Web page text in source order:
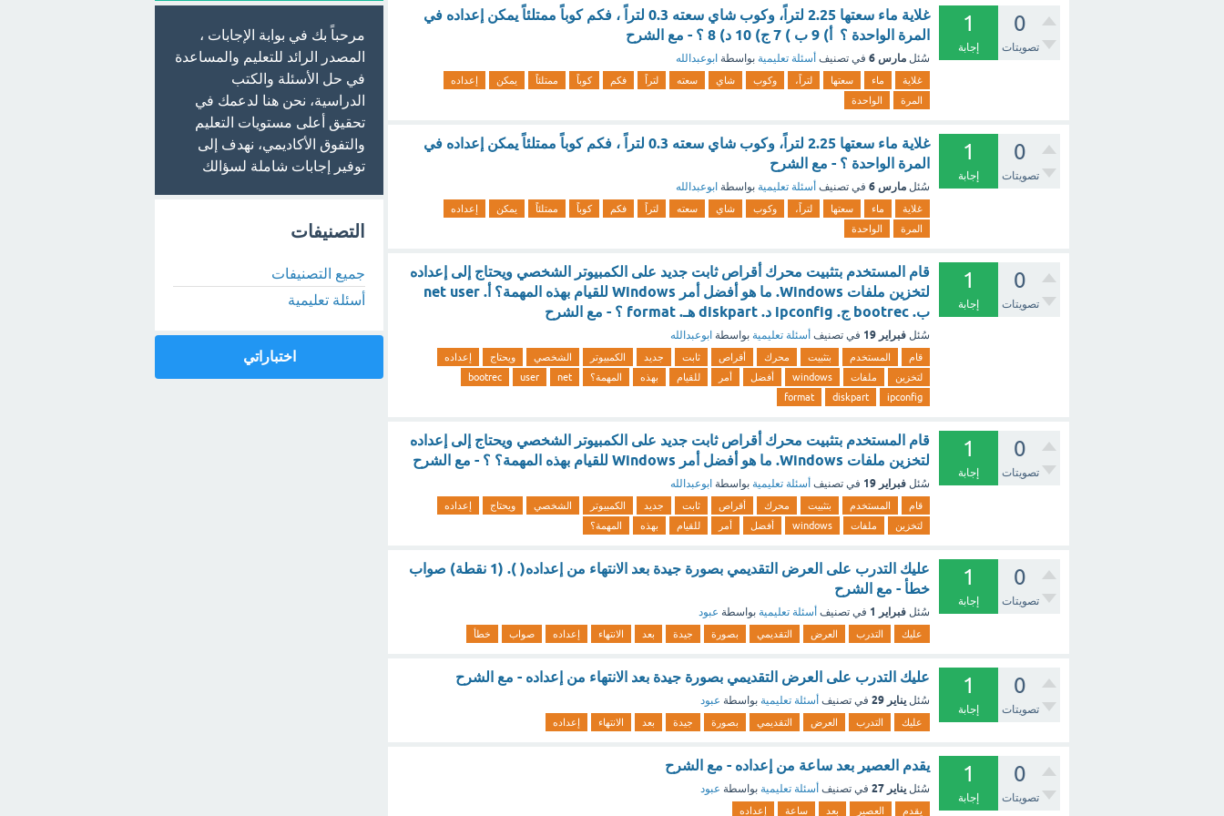
0
تصويتات
1
إجابة
غلاية ماء سعتها 2.25 لتراً، وكوب شاي سعته 0.3 لتراً ، فكم كوباً ممتلئاً يمكن إعداده في
المرة الواحدة ؟ أ) 9 ب ) 7 ج) 10 د) 8 ؟ - مع الشرح
سُئل مارس 6 في تصنيف أسئلة تعليمية بواسطة ابوعبدالله
غلاية ماء سعتها لتراً، وكوب شاي سعته لتراً فكم كوباً ممتلئاً يمكن
إعداده
المرة
الواحدة
0
تصويتات
1
إجابة
غلاية ماء سعتها 2.25 لتراً، وكوب شاي سعته 0.3 لتراً ، فكم كوباً ممتلئاً يمكن إعداده في
المرة الواحدة ؟ - مع الشرح
سُئل مارس 6 في تصنيف أسئلة تعليمية بواسطة ابوعبدالله
غلاية ماء سعتها لتراً، وكوب شاي سعته لتراً فكم كوباً ممتلئاً يمكن
إعداده
المرة
الواحدة
0
تصويتات
1
إجابة
قام المستخدم بتثبيت محرك أقراص ثابت جديد على الكمبيوتر الشخصي ويحتاج إلى إعداده
لتخزين ملفات Windows. ما هو أفضل أمر Windows للقيام بهذه المهمة؟ أ. net user
ب. bootrec ج. ipconfig د. diskpart هـ. format ؟ - مع الشرح
سُئل فبراير 19 في تصنيف أسئلة تعليمية بواسطة ابوعبدالله
قام المستخدم بتثبيت محرك أقراص ثابت جديد الكمبيوتر الشخصي ويحتاج
إعداده
لتخزين
ملفات windows أفضل أمر للقيام بهذه المهمة؟ net
user
bootrec
ipconfig
diskpart
format
0
تصويتات
1
إجابة
قام المستخدم بتثبيت محرك أقراص ثابت جديد على الكمبيوتر الشخصي ويحتاج إلى إعداده
لتخزين ملفات Windows. ما هو أفضل أمر Windows للقيام بهذه المهمة؟ ؟ - مع الشرح
سُئل فبراير 19 في تصنيف أسئلة تعليمية بواسطة ابوعبدالله
قام المستخدم بتثبيت محرك أقراص ثابت جديد الكمبيوتر الشخصي ويحتاج
إعداده
لتخزين
ملفات windows أفضل أمر للقيام بهذه المهمة؟
0
تصويتات
1
إجابة
عليك التدرب على العرض التقديمي بصورة جيدة بعد الانتهاء من إعداده( ). (1 نقطة) صواب
خطأ - مع الشرح
سُئل فبراير 1 في تصنيف أسئلة تعليمية بواسطة عبود
عليك التدرب العرض التقديمي بصورة جيدة بعد الانتهاء إعداده صواب خطأ
0
تصويتات
1
إجابة
عليك التدرب على العرض التقديمي بصورة جيدة بعد الانتهاء من إعداده - مع الشرح
سُئل يناير 29 في تصنيف أسئلة تعليمية بواسطة عبود
عليك التدرب العرض التقديمي بصورة جيدة بعد الانتهاء إعداده
0
تصويتات
1
إجابة
يقدم العصير بعد ساعة من إعداده - مع الشرح
سُئل يناير 27 في تصنيف أسئلة تعليمية بواسطة عبود
يقدم العصير بعد ساعة إعداده
مرحباً بك في بوابة الإجابات ،
المصدر الرائد للتعليم والمساعدة
في حل الأسئلة والكتب
الدراسية، نحن هنا لدعمك في
تحقيق أعلى مستويات التعليم
والتفوق الأكاديمي، نهدف إلى
توفير إجابات شاملة لسؤالك
التصنيفات
جميع التصنيفات
أسئلة تعليمية
اختباراتي